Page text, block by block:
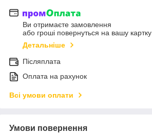
Ви отримаєте замовлення
або гроші повернуться на вашу картку
Детальніше
Післяплата
Оплата на рахунок
Всі умови оплати
Умови повернення